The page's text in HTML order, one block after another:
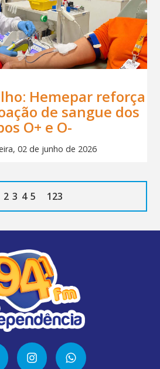
Hemepar reforça
de sangue dos
O+ e O-
02 de junho de 2026
2 3 4 5 123